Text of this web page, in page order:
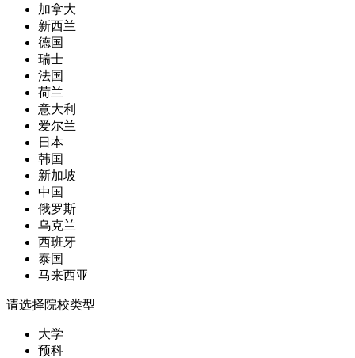
加拿大
新西兰
德国
瑞士
法国
荷兰
意大利
爱尔兰
日本
韩国
新加坡
中国
俄罗斯
乌克兰
西班牙
泰国
马来西亚
请选择院校类型
大学
预科